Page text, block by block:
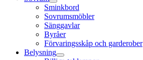
Sminkbord
Sovrumsmöbler
Sänggavlar
Byråer
Förvaringsskåp och garderober
Belysning